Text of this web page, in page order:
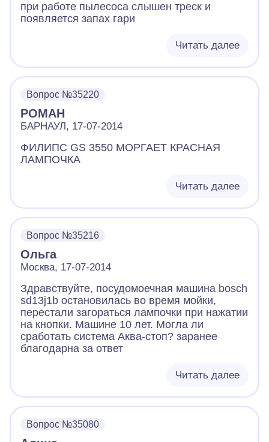
при работе пылесоса слышен треск и
появляется запах гари
Читать далее
Вопрос №35220
РОМАН
БАРНАУЛ, 17-07-2014
ФИЛИПС GS 3550 МОРГАЕТ КРАСНАЯ
ЛАМПОЧКА
Читать далее
Вопрос №35216
Ольга
Москва, 17-07-2014
Здравствуйте, посудомоечная машина bosch
sd13j1b остановилась во время мойки,
перестали загораться лампочки при нажатии
на кнопки. Машине 10 лет. Могла ли
сработать система Аква-стоп? заранее
благодарна за ответ
Читать далее
Вопрос №35080